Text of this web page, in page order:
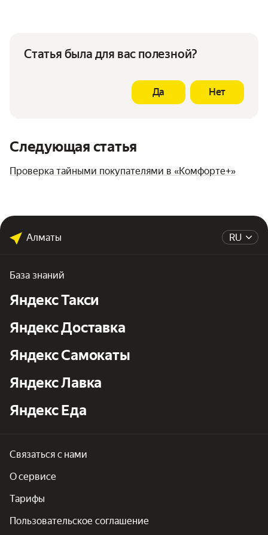
Статья была для вас полезной?
Да Нет
Следующая статья
Проверка тайными покупателями в «Комфорте+»
RU
Алматы
База знаний
Яндекс Такси
Яндекс Доставка
Яндекс Самокаты
Яндекс Лавка
Яндекс Еда
Связаться с нами
О сервисе
Тарифы
Пользовательское соглашение